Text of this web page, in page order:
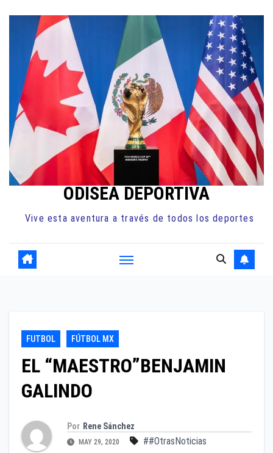
contenido
ODISEA DEPORTIVA
Vive esta aventura a través de todos los deportes
FUTBOL FÚTBOL MX
EL “MAESTRO”BENJAMIN
GALINDO
Por Rene Sánchez
MAY 29, 2020 ##OtrasNoticias